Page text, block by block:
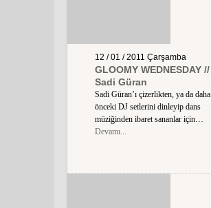
12 / 01 / 2011 Çarşamba
GLOOMY WEDNESDAY //
Sadi Güran
Sadi Güran’ı çizerlikten, ya da daha
önceki DJ setlerini dinleyip dans
müziğinden ibaret sananlar için…
Devamı...